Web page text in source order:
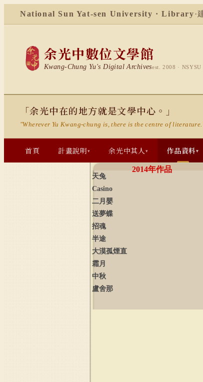
National Sun Yat-sen University · Library ·
余光中數位文學館
Kwang-Chung Yu's Digital Archivesest. 2008 · NSYSU
「余光中在的地方就是文學中心。」
"Wherever Yu Kwang-chung is, there is the centre of
首頁 計畫說明▾ 余光中其人▾ 作品資料▾
2014年作品
天兔
Casino
二月嬰
送夢蝶
招魂
半途
大漠孤煙直
霜月
中秋
盧舍那